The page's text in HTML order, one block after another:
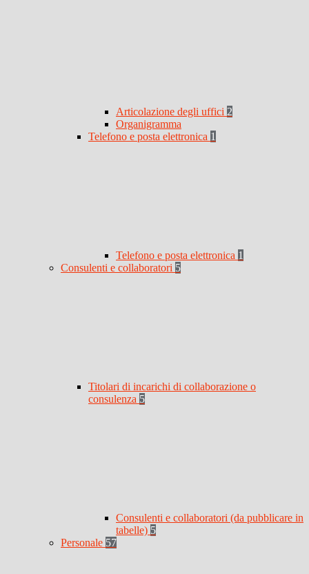
Articolazione degli uffici 2
Organigramma
Telefono e posta elettronica 1
Telefono e posta elettronica 1
Consulenti e collaboratori 5
Titolari di incarichi di collaborazione o
consulenza 5
Consulenti e collaboratori (da pubblicare in
tabelle) 5
Personale 57